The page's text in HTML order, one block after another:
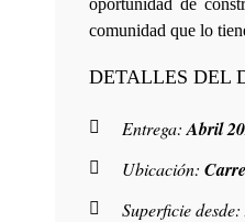
oportunidad de
comunidad que lo
DETALLES DEL
Entrega:Abril
Ubicación:
Superficie desde: